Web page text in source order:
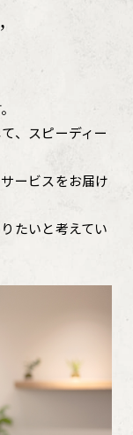
、スピーディー
ービスをお届け
たいと考えてい